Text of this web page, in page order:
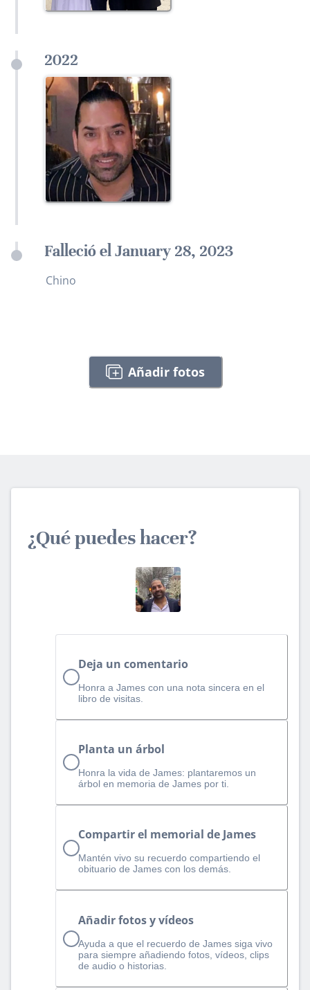
2022
Falleció el January 28, 2023
Chino
Añadir fotos
¿Qué puedes hacer?
Deja un comentario
Honra a James con una nota sincera en el
libro de visitas.
Planta un árbol
Honra la vida de James: plantaremos un
árbol en memoria de James por ti.
Compartir el memorial de James
Mantén vivo su recuerdo compartiendo el
obituario de James con los demás.
Añadir fotos y vídeos
Ayuda a que el recuerdo de James siga vivo
para siempre añadiendo fotos, vídeos, clips
de audio o historias.